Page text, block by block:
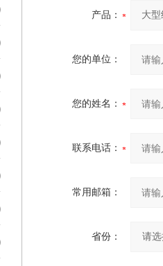
产品：
您的单位：
您的姓名：
联系电话：
常用邮箱：
省份：